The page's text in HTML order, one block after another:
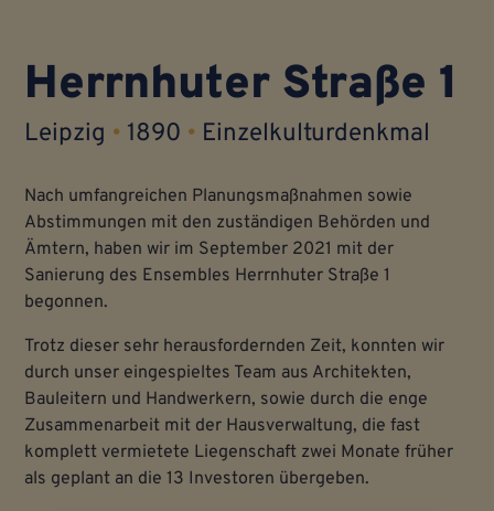
Herrnhuter Straße 1
Leipzig • 1890 • Einzelkulturdenkmal
Nach umfangreichen Planungsmaßnahmen sowie
Abstimmungen mit den zuständigen Behörden und
Ämtern, haben wir im September 2021 mit der
Sanierung des Ensembles Herrnhuter Straße 1
begonnen.
Trotz dieser sehr herausfordernden Zeit, konnten wir
durch unser eingespieltes Team aus Architekten,
Bauleitern und Handwerkern, sowie durch die enge
Zusammenarbeit mit der Hausverwaltung, die fast
komplett vermietete Liegenschaft zwei Monate früher
als geplant an die 13 Investoren übergeben.